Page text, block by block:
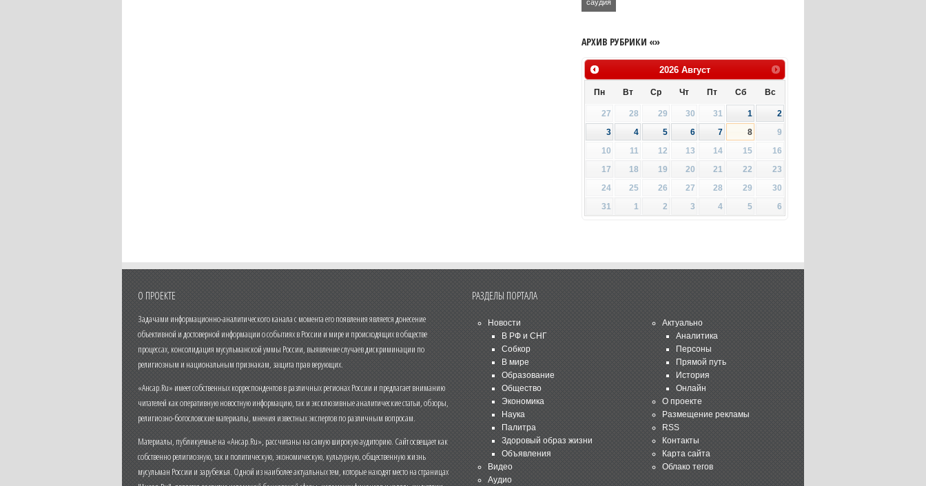
саудия
АРХИВ РУБРИКИ «»
2026 Август
Пн Вт Ср Чт Пт Сб Вс
27 28 29 30 31 1
2
3
4 5 6 7 8
9
10
11 12 13 14 15
16
17
18 19 20 21 22
23
24
25 26 27 28 29
30
31
1 2 3 4 5 6
О ПРОЕКТЕ
Задачами информационно-аналитического канала с момента его появления является донесение
объективной и достоверной информации о событиях в России и мире и происходящих в обществе
процессах, консолидация мусульманской уммы России, выявление случаев дискриминации по
религиозным и национальным признакам, защита прав верующих.
«Ансар.Ru» имеет собственных корреспондентов в различных регионах России и предлагает вниманию
читателей как оперативную новостную информацию, так и эксклюзивные аналитические статьи, обзоры,
религиозно-богословские материалы, мнения известных экспертов по различным вопросам.
Материалы, публикуемые на «Ансар.Ru», рассчитаны на самую широкую аудиторию. Сайт освещает как
собственно религиозную, так и политическую, экономическую, культурную, общественную жизнь
мусульман России и зарубежья. Одной из наиболее актуальных тем, которые находят место на страницах
РАЗДЕЛЫ ПОРТАЛА
Новости
В РФ и СНГ
Собкор
В мире
Образование
Общество
Экономика
Наука
Палитра
Здоровый образ жизни
Объявления
Видео
Аудио
Актуально
Аналитика
Персоны
Прямой путь
История
Онлайн
О проекте
Размещение рекламы
RSS
Контакты
Карта сайта
Облако тегов